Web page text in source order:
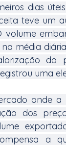
dias
teve um
volume
média
do
uma
onde
dos
a